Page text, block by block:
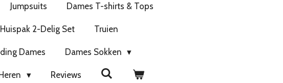
Jumpsuits Dames T-shirts & Tops
Huispak 2-Delig Set Truien
Dames Dames Sokken
Reviews